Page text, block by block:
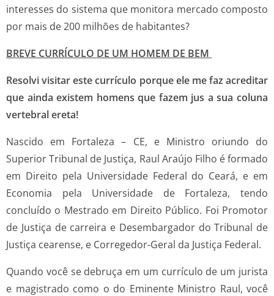
interesses do sistema que monitora mercado composto
por mais de 200 milhões de habitantes?
BREVE CURRÍCULO DE UM HOMEM DE BEM
Resolvi visitar este currículo porque ele me faz acreditar
que ainda existem homens que fazem jus a sua coluna
vertebral ereta!
Nascido em Fortaleza – CE, e Ministro oriundo do
Superior Tribunal de Justiça, Raul Araújo Filho é formado
em Direito pela Universidade Federal do Ceará, e em
Economia pela Universidade de Fortaleza, tendo
concluído o Mestrado em Direito Público. Foi Promotor
de Justiça de carreira e Desembargador do Tribunal de
Justiça cearense, e Corregedor-Geral da Justiça Federal.
Quando você se debruça em um currículo de um jurista
e magistrado como o do Eminente Ministro Raul, você